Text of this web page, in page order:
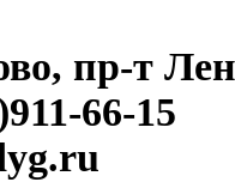
пр-т
66-15